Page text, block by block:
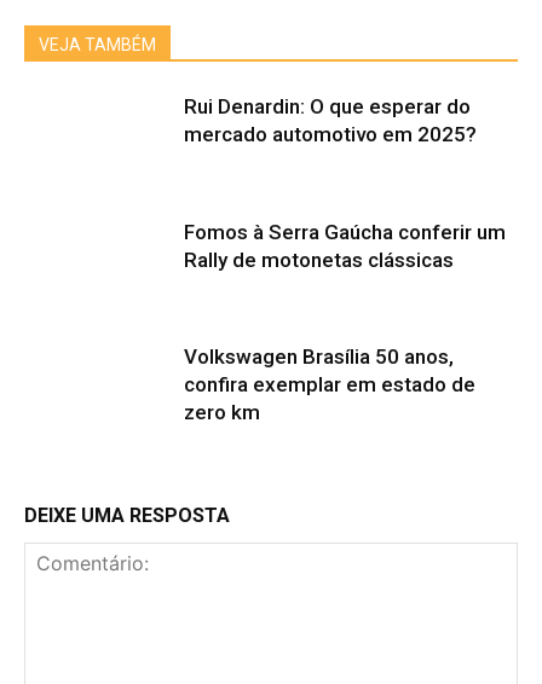
VEJA TAMBÉM
Rui Denardin: O que esperar do
mercado automotivo em 2025?
Fomos à Serra Gaúcha conferir um
Rally de motonetas clássicas
Volkswagen Brasília 50 anos,
confira exemplar em estado de
zero km
DEIXE UMA RESPOSTA